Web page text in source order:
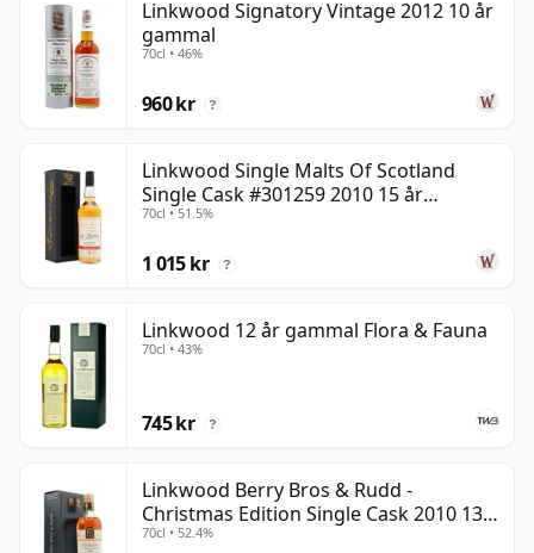
Linkwood Signatory Vintage 2012 10 år
gammal
70cl • 46%
960 kr ?
Linkwood Single Malts Of Scotland
Single Cask #301259 2010 15 år
gammal
70cl • 51.5%
1 015 kr ?
Linkwood 12 år gammal Flora & Fauna
70cl • 43%
745 kr ?
Linkwood Berry Bros & Rudd -
Christmas Edition Single Cask 2010 13
år gammal
70cl • 52.4%